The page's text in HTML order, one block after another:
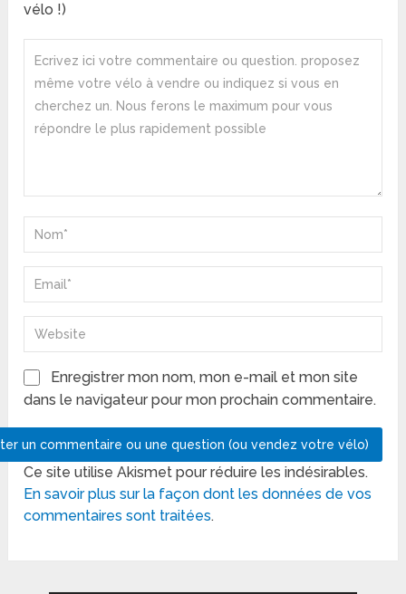
vélo !)
Enregistrer mon nom, mon e-mail et mon site
dans le navigateur pour mon prochain commentaire.
Ce site utilise Akismet pour réduire les indésirables.
En savoir plus sur la façon dont les données de vos
commentaires sont traitées.